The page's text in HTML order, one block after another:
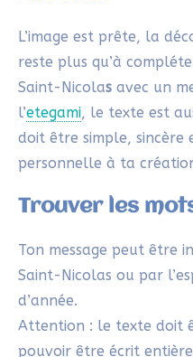
« Un Noël
proches »
Une touche
« Suis ton
« Toujours ce
carte de vœux
Laisse un espace
le texte. Pour un effet
Utilise un pinceau
calligraphie pour